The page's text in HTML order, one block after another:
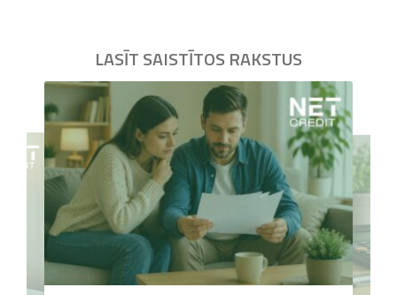
LASĪT SAISTĪTOS RAKSTUS